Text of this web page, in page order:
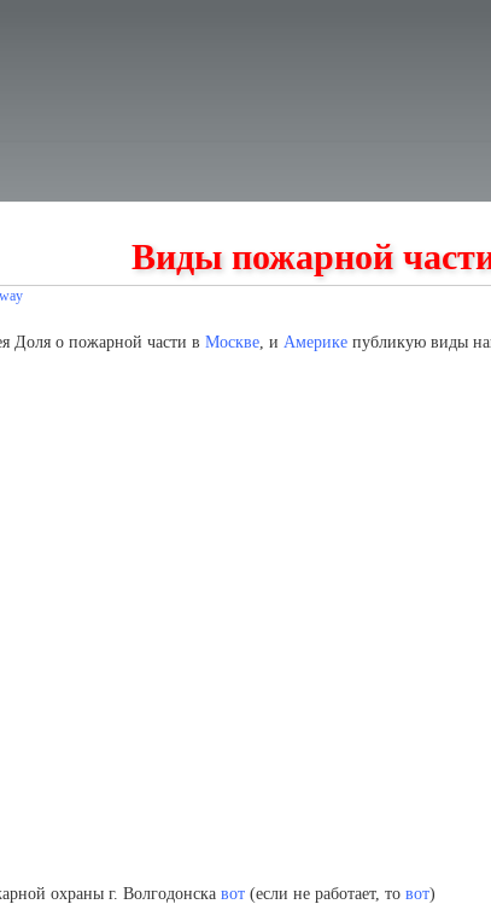
Виды пожарной
Доля о пожарной части в Москве , и Америке публикую виды
охраны г. Волгодонска вот (если не работает, то вот)